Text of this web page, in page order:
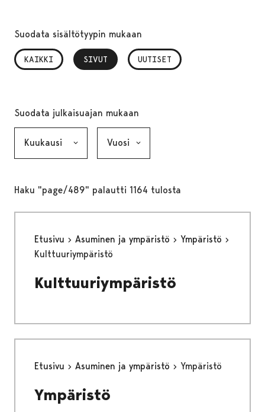
Suodata sisältötyypin mukaan
KAIKKI SIVUT
, VALITTU UUTISET
Suodata julkaisuajan mukaan
Haku "page/489" palautti 1164 tulosta
Etusivu Asuminen ja ympäristö
Ympäristö
Kulttuuriympäristö
Kulttuuriympäristö
Etusivu Asuminen ja ympäristö Ympäristö
Ympäristö